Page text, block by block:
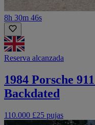
8h 30m 46s
Reserva alcanzada
1984 Porsche
Backdated
110.000 £25 pujas